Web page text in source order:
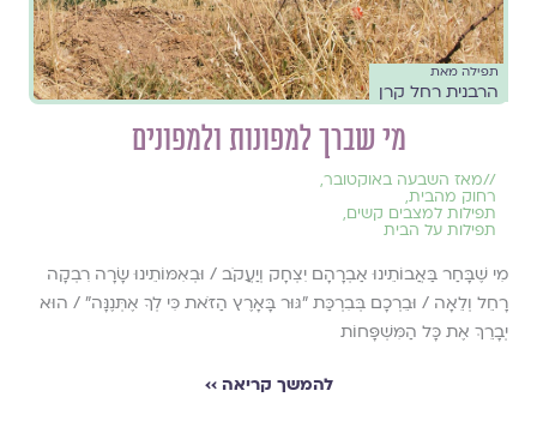
תפילה מאת
הרבנית רחל קרן
מי שברך למפונות ולמפונים
//מאז השבעה באוקטובר,
רחוק מהבית,
תפילות למצבים קשים,
תפילות על הבית
מִי שֶׁבָּחַר בַּאֲבוֹתֵינוּ אַבְרָהָם יִצְחָק וְיַעֲקֹב / וּבְאִמּוֹתֵינוּ שָׂרָה רִבְקָה
רָחֵל וְלֵאָה / וּבֵרְכָם בְּבִרְכַּת "גּוּר בָּאָרֶץ הַזֹּאת כִּי לְךָ אֶתְּנֶנָּה" / הוּא
יְבָרֵךְ אֶת כָּל הַמִּשְׁפָּחוֹת
להמשך קריאה ››